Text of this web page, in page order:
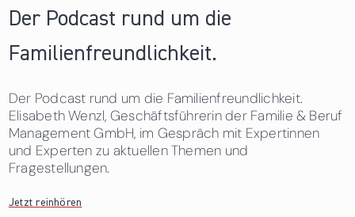
Der Podcast rund um die
Familienfreundlichkeit.
Der Podcast rund um die Familienfreundlichkeit.
Elisabeth Wenzl, Geschäftsführerin der Familie & Beruf
Management GmbH, im Gespräch mit Expertinnen
und Experten zu aktuellen Themen und
Fragestellungen.
Jetzt reinhören